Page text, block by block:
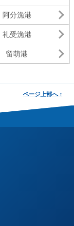
阿分漁港
礼受漁港
留萌港
ページ上部へ ↑